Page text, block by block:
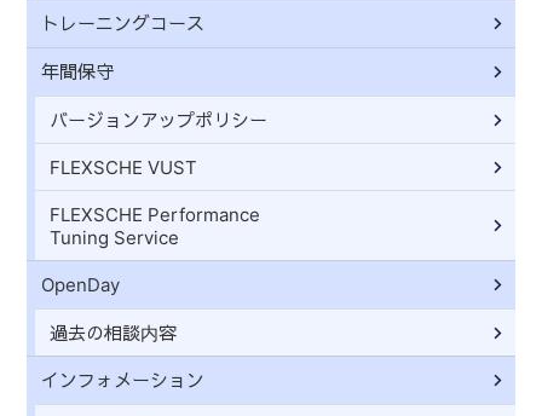
トレーニングコース
年間保守
バージョンアップポリシー
FLEXSCHE VUST
FLEXSCHE Performance
Tuning Service
OpenDay
過去の相談内容
インフォメーション